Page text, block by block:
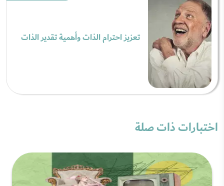
تعزيز احترام الذات وأهمية تقدير الذات
اختبارات ذات صلة